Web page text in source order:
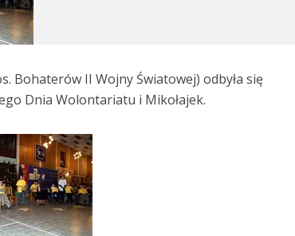
Bohaterów II Wojny Światowej) odbyła się
Dnia Wolontariatu i Mikołajek.